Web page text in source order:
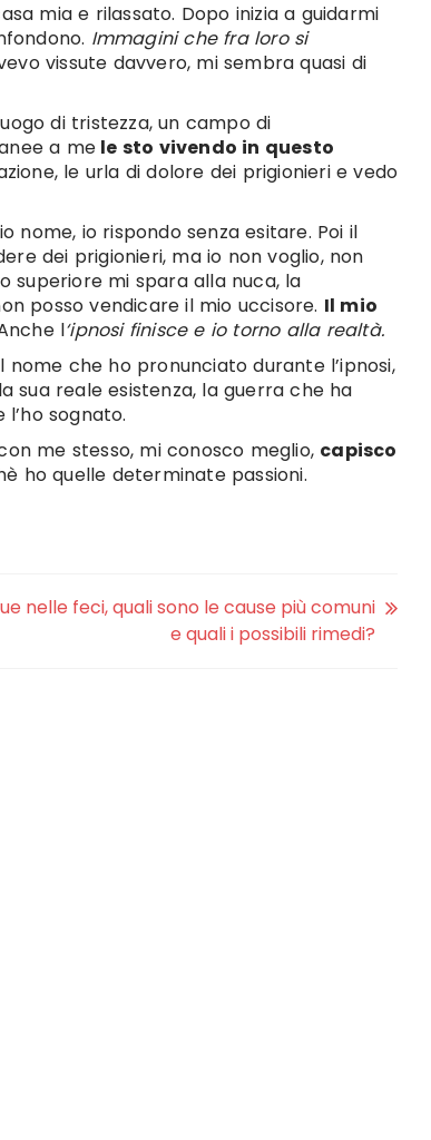
mia e rilassato. Dopo inizia a guidarmi
Immagini che fra loro si
vissute davvero, mi sembra quasi di
di tristezza, un campo di
a me le sto vivendo in questo
le urla di dolore dei prigionieri e vedo
io rispondo senza esitare. Poi il
dei prigionieri, ma io non voglio, non
superiore mi spara alla nuca, la
posso vendicare il mio uccisore. Il mio
l‘ipnosi finisce e io torno alla realtà.
che ho pronunciato durante l’ipnosi,
sua reale esistenza, la guerra che ha
sognato.
me stesso, mi conosco meglio, capisco
ho quelle determinate passioni.
nelle feci, quali sono le cause più comuni
e quali i possibili rimedi?